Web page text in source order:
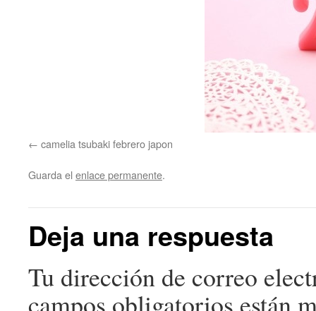
camelia tsubaki febrero japon
Guarda el enlace permanente.
Deja una respuesta
Tu dirección de correo
campos obligatorios están